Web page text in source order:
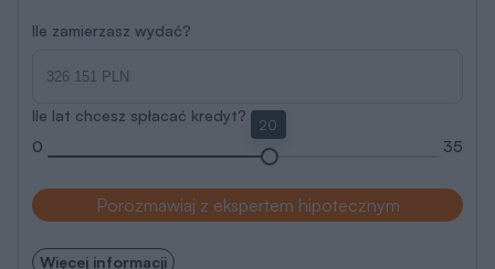
Ile zamierzasz wydać?
Ile lat chcesz spłacać kredyt?
0
20
35
Porozmawiaj z ekspertem hipotecznym
Więcej informacji